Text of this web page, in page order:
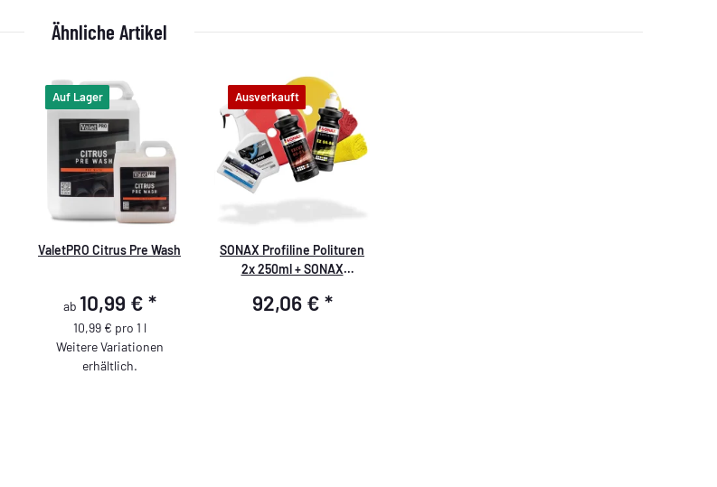
Ähnliche Artikel
Auf Lager
ValetPRO Citrus Pre Wash
ab 10,99 € *
10,99 € pro 1 l
Weitere Variationen
erhältlich.
Ausverkauft
SONAX Profiline Polituren
2x 250ml + SONAX
Rider 500ml + ValetPRO
92,06 € *